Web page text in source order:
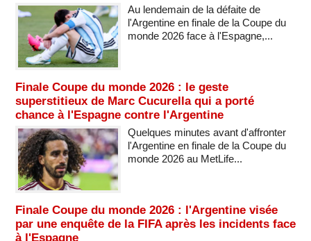
Au lendemain de la défaite de
l'Argentine en finale de la Coupe du
monde 2026 face à l'Espagne,...
Finale Coupe du monde 2026 : le geste
superstitieux de Marc Cucurella qui a porté
chance à l'Espagne contre l'Argentine
Quelques minutes avant d'affronter
l'Argentine en finale de la Coupe du
monde 2026 au MetLife...
Finale Coupe du monde 2026 : l'Argentine visée
par une enquête de la FIFA après les incidents face
à l'Espagne